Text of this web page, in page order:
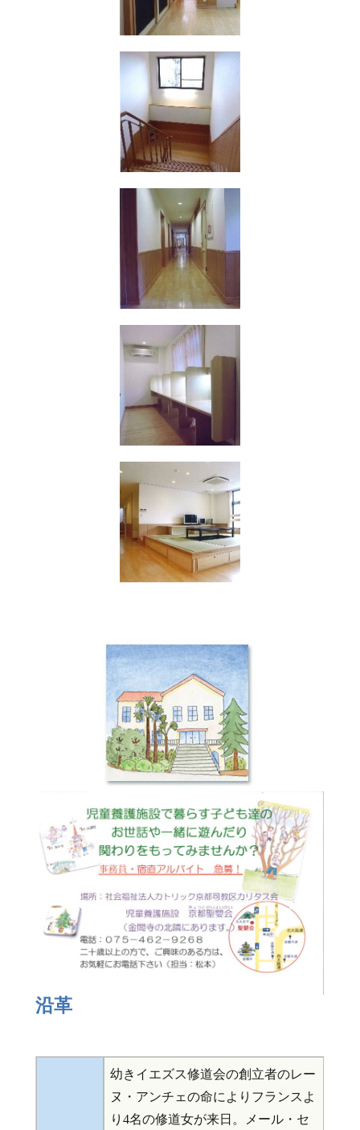
沿革
幼きイエズス修道会の創立者のレー
ヌ・アンチェの命によりフランスよ
り4名の修道女が来日。メール・セ